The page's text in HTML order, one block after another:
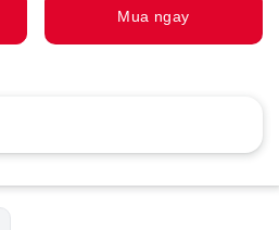
Mua ngay